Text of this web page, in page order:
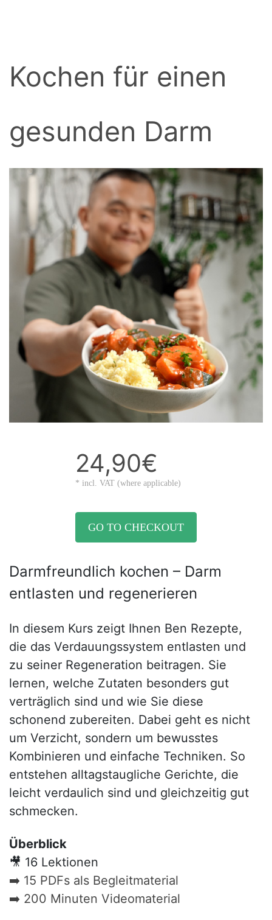
Kochen für einen
gesunden Darm
24,90€
* incl. VAT (where applicable)
GO TO CHECKOUT
Darmfreundlich kochen – Darm
entlasten und regenerieren
In diesem Kurs zeigt Ihnen Ben Rezepte,
die das Verdauungssystem entlasten und
zu seiner Regeneration beitragen. Sie
lernen, welche Zutaten besonders gut
verträglich sind und wie Sie diese
schonend zubereiten. Dabei geht es nicht
um Verzicht, sondern um bewusstes
Kombinieren und einfache Techniken. So
entstehen alltagstaugliche Gerichte, die
leicht verdaulich sind und gleichzeitig gut
schmecken.
Überblick
🎥 16 Lektionen
➡️ 15 PDFs als Begleitmaterial
➡️ 200 Minuten Videomaterial